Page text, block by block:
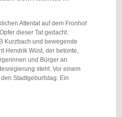
Attentat auf dem Fronhof
dieser Tat gedacht.
Kurzbach und bewegende
Hendrik Wüst, der betonte,
und Bürger an
steht. Vor einem
Stadtgeburtstag: Ein